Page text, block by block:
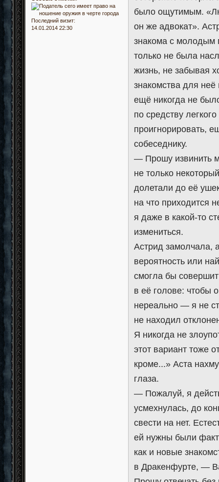
Последний визит:
14.01.2014 22:30
было ощутимым.
он же адвокат».
знакома с молодым
только не была
жизнь, не забывая
знакомства для неё
ещё никогда не
по средству
проигнорировать,
собеседнику.
— Прошу извинить
не только
долетали до её
на что приходится
я даже в какой-то
измениться.
Астрид замолчала,
вероятность или
смогла бы
в её голове: чтобы
нереально — я не
не находил
Я никогда не
этот вариант тоже
кроме...» Аста
глаза.
— Пожалуй, я
усмехнулась, до
свести на нет.
ей нужны были
как и новые
в Дракенфурте, —